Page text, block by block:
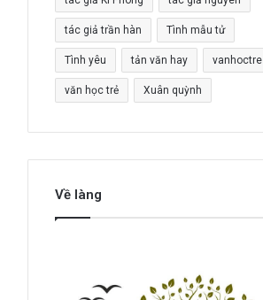
tác giả trần hàn Tình mẫu tử
Tình yêu tản văn hay vanhoctre
văn học trẻ Xuân quỳnh
Về làng